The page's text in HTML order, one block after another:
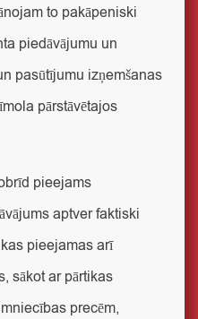
to pakāpeniski
piedāvājumu un
pasūtījumu izņemšanas
pārstāvētajos
pieejams
aptver faktiski
pieejamas arī
sākot ar pārtikas
precēm,